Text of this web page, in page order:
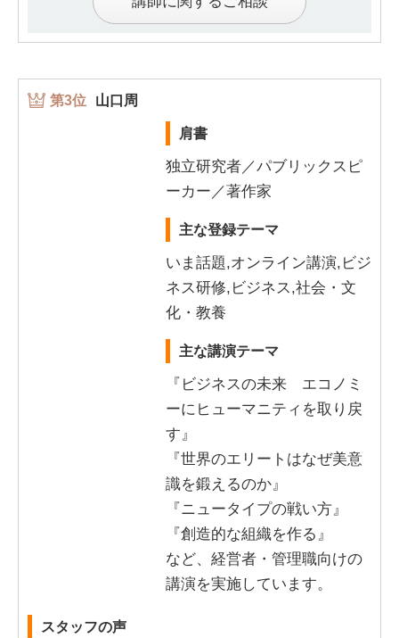
第3位 山口周
肩書
独立研究者／パブリックスピ
ーカー／著作家
主な登録テーマ
いま話題,オンライン講演,ビジ
ネス研修,ビジネス,社会・文
化・教養
主な講演テーマ
『ビジネスの未来 エコノミ
ーにヒューマニティを取り戻
す』
『世界のエリートはなぜ美意
識を鍛えるのか』
『ニュータイプの戦い方』
『創造的な組織を作る』
など、経営者・管理職向けの
講演を実施しています。
スタッフの声